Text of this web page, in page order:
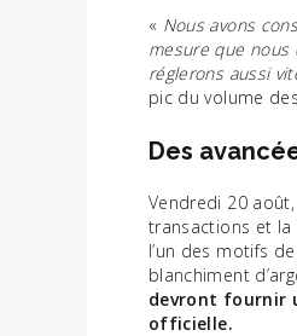
« Nous avons
mesure que nous
réglerons aussi
pic du volume
Des
Vendredi 20
transactions et la
l’un des motifs
blanchiment
devront fournir
officielle.